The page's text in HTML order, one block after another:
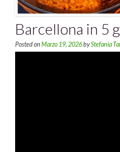
Barcellona in 5
Posted on Marzo 19, 2026byStefania